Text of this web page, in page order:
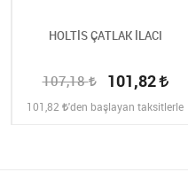
HOLTİS ÇATLAK İLACI
107,18 101,82
101,82 'den başlayan taksitlerle